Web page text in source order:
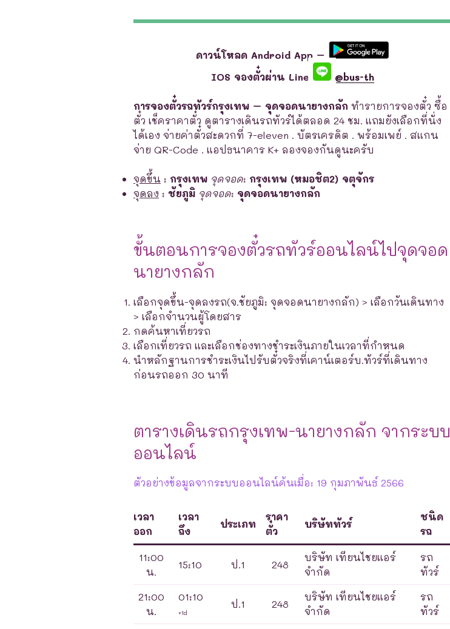
ดาวน์โหลด Android App –
IOS จองตั๋วผ่าน Line
@bus-th
การจองตั๋วรถทัวร์กรุงเทพ – จุดจอดนายางกลัก ทำรายการจองตั๋ว ซื้อ
ตั๋ว เช็คราคาตั๋ว ดูตารางเดินรถทัวร์ได้ตลอด 24 ชม. แถมยังเลือกที่นั่ง
ได้เอง จ่ายค่าตั๋วสะดวกที่ 7-eleven . บัตรเครดิต . พร้อมเพย์ . สแกน
จ่าย QR-Code . แอปธนาคาร K+ ลองจองกันดูนะครับ
จุดขึ้น : กรุงเทพ จุดจอด: กรุงเทพ (หมอชิต2) จตุจักร
จุดลง : ชัยภูมิ จุดจอด: จุดจอดนายางกลัก
ขั้นตอนการจองตั๋วรถทัวร์ออนไลน์ไปจุดจอด
นายางกลัก
เลือกจุดขึ้น-จุดลงรถ(จ.ชัยภูมิ: จุดจอดนายางกลัก) > เลือกวันเดินทาง
> เลือกจำนวนผู้โดยสาร
กดค้นหาเที่ยวรถ
เลือกเที่ยวรถ และเลือกช่องทางชำระเงินภายในเวลาที่กำหนด
นำหลักฐานการชำระเงินไปรับตั๋วจริงที่เคาน์เตอร์บ.ทัวร์ที่เดินทาง
ก่อนรถออก 30 นาที
ตารางเดินรถกรุงเทพ-นายางกลัก จากระบบ
ออนไลน์
ตัวอย่างข้อมูลจากระบบออนไลน์ค้นเมื่อ: 19 กุมภาพันธ์ 2566
เวลา
ออก
เวลา
ถึง
ประเภท
ราคา
ตั๋ว
บริษัททัวร์
ชนิด
รถ
11:00
น.
15:10 ป.1 248
บริษัท เทียนไชยแอร์
จำกัด
รถ
ทัวร์
21:00
น.
01:10
+1d
ป.1 248
บริษัท เทียนไชยแอร์
จำกัด
รถ
ทัวร์